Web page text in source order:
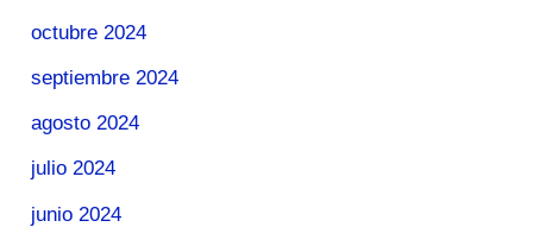
octubre 2024
septiembre 2024
agosto 2024
julio 2024
junio 2024